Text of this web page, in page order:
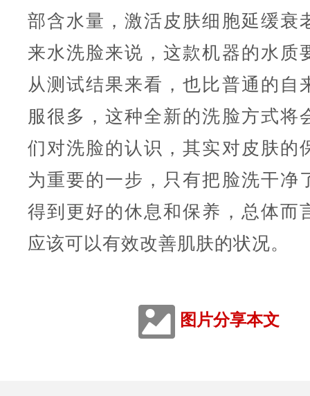
部含水量，激活皮肤细胞延缓衰
来水洗脸来说，这款机器的水质
从测试结果来看，也比普通的自
服很多，这种全新的洗脸方式将
们对洗脸的认识，其实对皮肤的
为重要的一步，只有把脸洗干净
得到更好的休息和保养，总体而
应该可以有效改善肌肤的状况。
图片分享本文